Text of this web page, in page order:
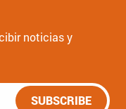
noticias y
SUBSCRIBE